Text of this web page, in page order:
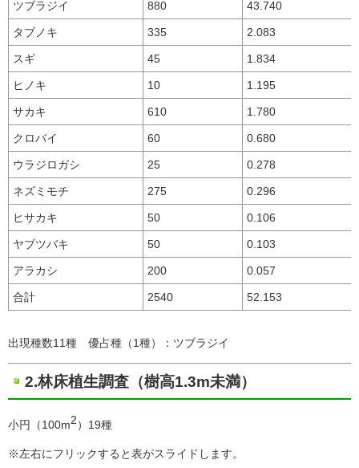
ツブラジイ 880 43.740
タブノキ 335 2.083
スギ 45 1.834
ヒノキ 10 1.195
サカキ 610 1.780
クロバイ 60 0.680
ウラジロガシ 25 0.278
ネズミモチ 275 0.296
ヒサカキ 50 0.106
ヤブツバキ 50 0.103
アラカシ 200 0.057
合計 2540 52.153
出現種数11種 優占種（1種）：ツブラジイ
2.林床植生調査（樹高1.3m未満）
小円（100m2）19種
※左右にフリックすると表がスライドします。